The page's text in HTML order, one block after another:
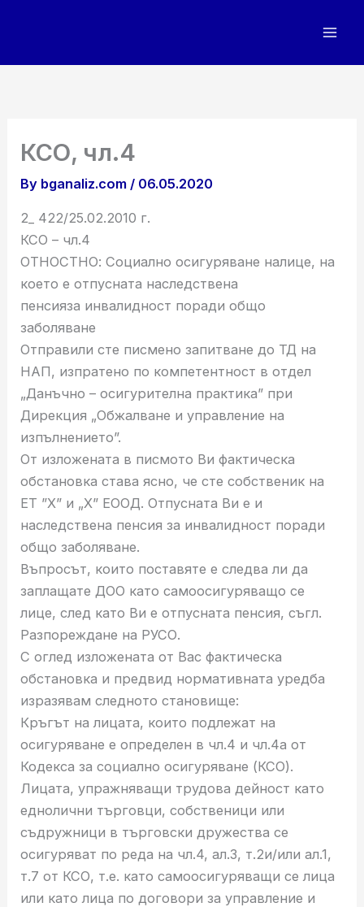
КСО, чл.4
By bganaliz.com / 06.05.2020
2_ 422/25.02.2010 г.
КСО – чл.4
ОТНОСТНО: Социално осигуряване налице, на
което е отпусната наследствена
пенсияза инвалидност поради общо
заболяване
Отправили сте писмено запитване до ТД на
НАП, изпратено по компетентност в отдел
„Данъчно – осигурителна практика” при
Дирекция „Обжалване и управление на
изпълнението”.
От изложената в писмото Ви фактическа
обстановка става ясно, че сте собственик на
ЕТ ”Х” и „Х” ЕООД. Отпусната Ви е и
наследствена пенсия за инвалидност поради
общо заболяване.
Въпросът, които поставяте е следва ли да
заплащате ДОО като самоосигуряващо се
лице, след като Ви е отпусната пенсия, съгл.
Разпореждане на РУСО.
С оглед изложената от Вас фактическа
обстановка и предвид нормативната уредба
изразявам следното становище:
Кръгът на лицата, които подлежат на
осигуряване е определен в чл.4 и чл.4а от
Кодекса за социално осигуряване (КСО).
Лицата, упражняващи трудова дейност като
еднолични търговци, собственици или
съдружници в търговски дружества се
осигуряват по реда на чл.4, ал.3, т.2и/или ал.1,
т.7 от КСО, т.е. като самоосигуряващи се лица
или като лица по договори за управление и